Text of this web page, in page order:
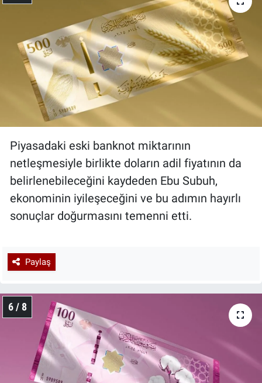
Piyasadaki eski banknot miktarının
netleşmesiyle birlikte doların adil fiyatının da
belirlenebileceğini kaydeden Ebu Subuh,
ekonominin iyileşeceğini ve bu adımın hayırlı
sonuçlar doğurmasını temenni etti.
Paylaş
6 / 8